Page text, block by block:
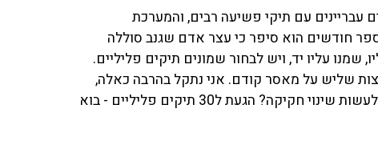
עבריינים עם תיקי פשיעה רבים, והמערכת
חודשים הוא סיפר כי עצר אדם שגנב סוללה
שמנו עליו יד, ויש לבחור שמונים תיקים פליליים.
שליש על מאסר קודם. אני נתקל בהרבה כאלה,
יש אנשים עם שלושים תיקים פליליים למה לא לנסות לעשות שינוי חקיקה? הגעת ל30 תיקים פליליים - בוא